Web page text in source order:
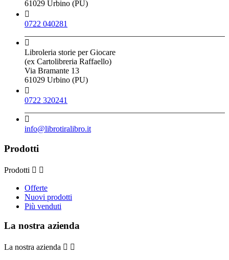
61029 Urbino (PU)

0722 040281

Libroleria storie per Giocare
(ex Cartolibreria Raffaello)
Via Bramante 13
61029 Urbino (PU)

0722 320241

info@librotiralibro.it
Prodotti
Prodotti  
Offerte
Nuovi prodotti
Più venduti
La nostra azienda
La nostra azienda  